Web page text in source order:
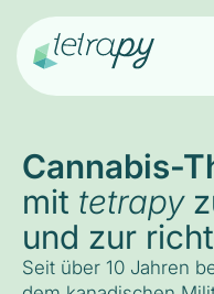
Cannabis-
mit tetrapy
und zur
Seit über 10 Jahren